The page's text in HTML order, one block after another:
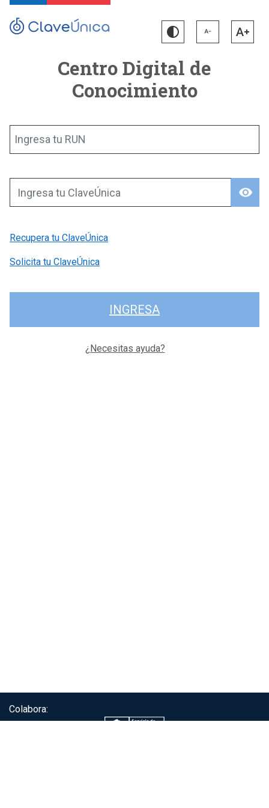
Centro Digital de
Conocimiento
Ingresa tu RUN
visibility
Ingresa tu ClaveÚnica
Recupera tu ClaveÚnica
Solicita tu ClaveÚnica
INGRESA
¿Necesitas ayuda?
Colabora: